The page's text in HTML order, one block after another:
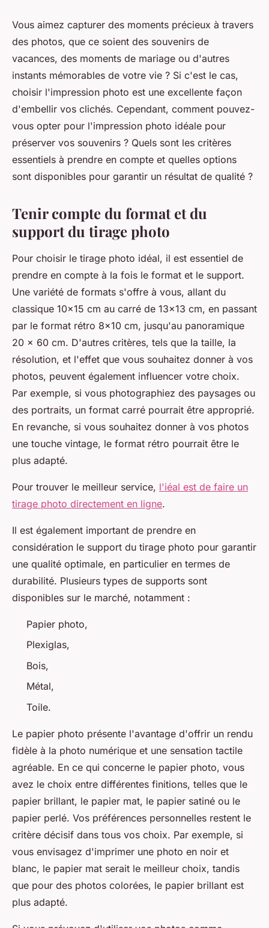
Choisir efficacement le
meilleur tirage photo pour
immortaliser de beaux
souvenirs : le guide
mélissa•15 décembre 2023•3 min de lecture
Vous aimez capturer des moments précieux à travers
des photos, que ce soient des souvenirs de
vacances, des moments de mariage ou d'autres
instants mémorables de votre vie ? Si c'est le cas,
choisir l'impression photo est une excellente façon
d'embellir vos clichés. Cependant, comment pouvez-
vous opter pour l'impression photo idéale pour
préserver vos souvenirs ? Quels sont les critères
essentiels à prendre en compte et quelles options
sont disponibles pour garantir un résultat de qualité ?
Tenir compte du format et du
support du tirage photo
Pour choisir le tirage photo idéal, il est essentiel de
prendre en compte à la fois le format et le support.
Une variété de formats s'offre à vous, allant du
classique 10x15 cm au carré de 13x13 cm, en passant
par le format rétro 8x10 cm, jusqu'au panoramique
20 x 60 cm. D'autres critères, tels que la taille, la
résolution, et l'effet que vous souhaitez donner à vos
photos, peuvent également influencer votre choix.
Par exemple, si vous photographiez des paysages ou
des portraits, un format carré pourrait être approprié.
En revanche, si vous souhaitez donner à vos photos
une touche vintage, le format rétro pourrait être le
plus adapté.
Pour trouver le meilleur service, l'iéal est de faire un
tirage photo directement en ligne.
Il est également important de prendre en
considération le support du tirage photo pour garantir
une qualité optimale, en particulier en termes de
durabilité. Plusieurs types de supports sont
disponibles sur le marché, notamment :
Papier photo,
Plexiglas,
Bois,
Métal,
Toile.
Le papier photo présente l'avantage d'offrir un rendu
fidèle à la photo numérique et une sensation tactile
agréable. En ce qui concerne le papier photo, vous
avez le choix entre différentes finitions, telles que le
papier brillant, le papier mat, le papier satiné ou le
papier perlé. Vos préférences personnelles restent le
critère décisif dans tous vos choix. Par exemple, si
vous envisagez d'imprimer une photo en noir et
blanc, le papier mat serait le meilleur choix, tandis
que pour des photos colorées, le papier brillant est
plus adapté.